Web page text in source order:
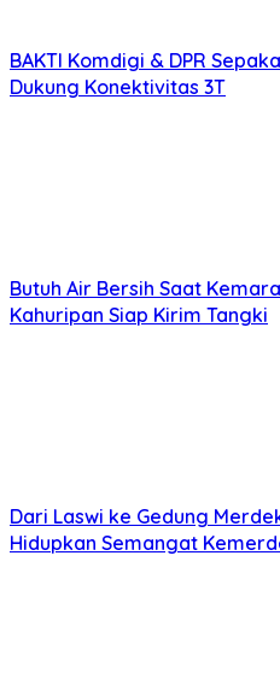
BAKTI Komdigi & DPR
Dukung Konektivitas 3T
Butuh Air Bersih Saat
Kahuripan Siap Kirim Tangki
Dari Laswi ke Gedung
Hidupkan Semangat